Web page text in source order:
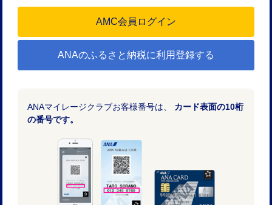
ANAのふるさと納税に利用登録する
ANAマイレージクラブお客様番号は、 カード表面の10桁
の番号です。